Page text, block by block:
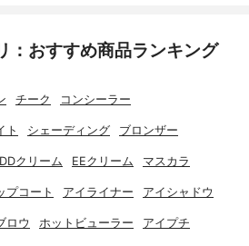
：おすすめ商品ランキング
チーク コンシーラー
ト シェーディング ブロンザー
DDクリーム EEクリーム マスカラ
プコート アイライナー アイシャドウ
ロウ ホットビューラー アイプチ